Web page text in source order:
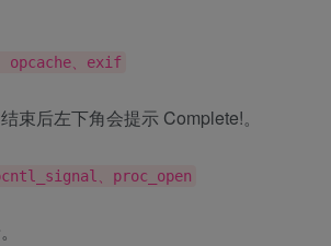
、exif
束后左下角会提示 Complete!。
、proc_open